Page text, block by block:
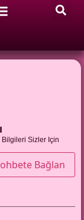
Bilgileri Sizler Için